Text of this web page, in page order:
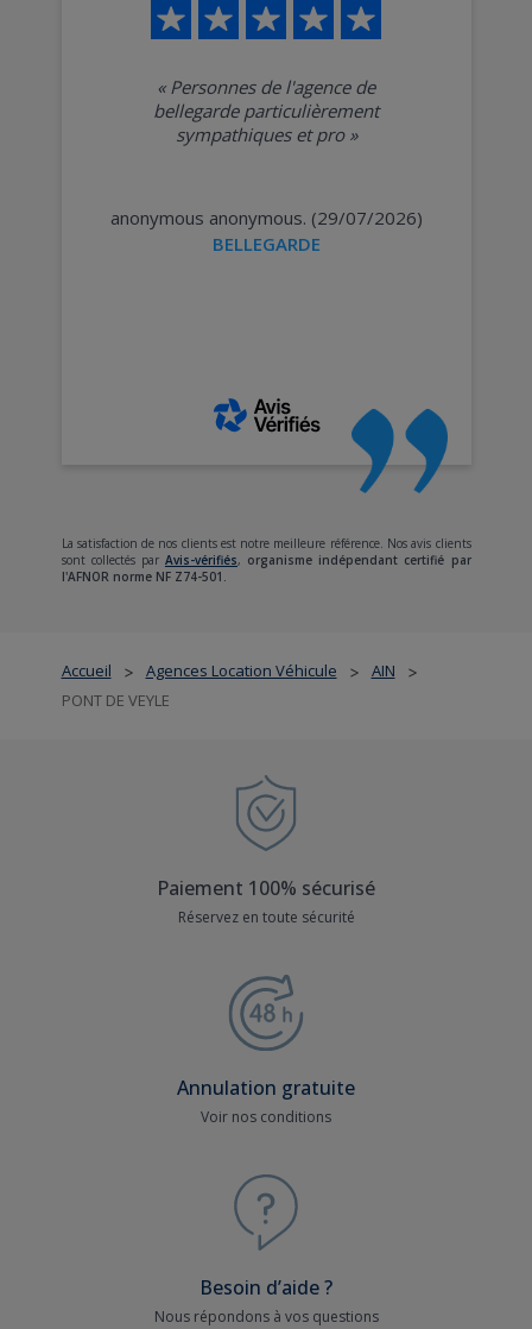
Accueil > Agences Location Véhicule > AIN >
PONT DE VEYLE
« Personnes de l'agence de
bellegarde particulièrement
sympathiques et pro»
anonymous anonymous. (29/07/2026)
BELLEGARDE
La satisfaction de nos clients est notre meilleure référence. Nos avis clients
sont collectés par Avis-vérifiés, organisme indépendant certifié par
l'AFNOR norme NF Z74-501.
Paiement 100% sécurisé
Réservez en toute sécurité
Annulation gratuite
Voir nos conditions
Besoin d’aide ?
Nous répondons à vos questions